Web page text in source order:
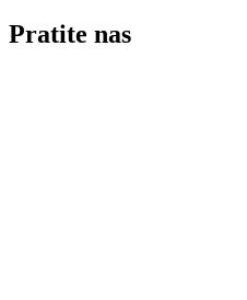
Pratite nas